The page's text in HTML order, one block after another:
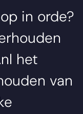
in orde?
het
van